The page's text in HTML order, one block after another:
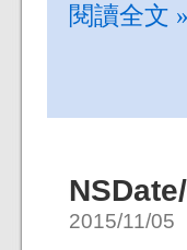
閱讀全文 »
2015/11/05